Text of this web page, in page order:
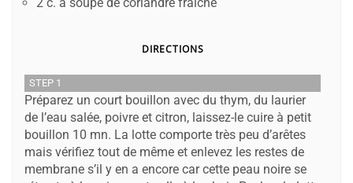
DIRECTIONS
STEP 1
Préparez un court bouillon avec du thym, du laurier
de l’eau salée, poivre et citron, laissez-le cuire à petit
bouillon 10 mn. La lotte comporte très peu d’arêtes
mais vérifiez tout de même et enlevez les restes de
membrane s’il y en a encore car cette peau noire se